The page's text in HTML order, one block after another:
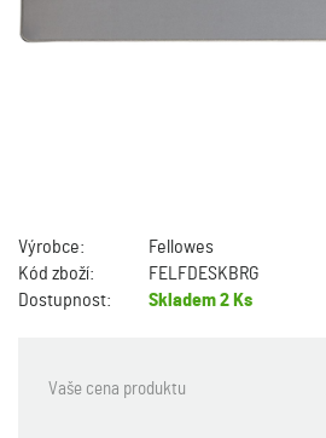
Výrobce:
Fellowes
Kód zboží:
FELFDESKBRG
Dostupnost:
Skladem2 Ks
Vaše cena produktu